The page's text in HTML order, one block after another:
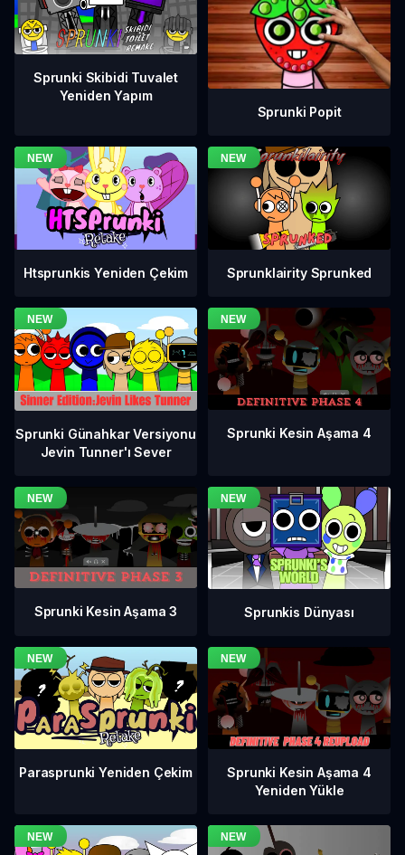
Sprunki Skibidi Tuvalet
Yeniden Yapım
Sprunki Popit
Htsprunkis Yeniden Çekim Sprunklairity Sprunked
Sprunki Günahkar Versiyonu
Jevin Tunner'ı Sever
Sprunki Kesin Aşama 4
Sprunki Kesin Aşama 3 Sprunkis Dünyası
Parasprunki Yeniden Çekim
Sprunki Kesin Aşama 4
Yeniden Yükle